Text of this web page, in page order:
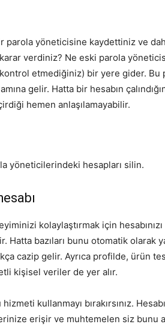
parola yöneticisine kaydettiniz ve
verdiniz? Ne eski parola
kontrol etmediğiniz) bir yere gider.
gelir. Hatta bir hesabın
hemen anlaşılamayabilir.
yöneticilerindeki hesapları silin.
kolaylaştırmak için
bazıları bunu otomatik olarak
cazip gelir. Ayrıca profilde, ürün
kişisel veriler de yer alır.
kullanmayı bırakırsınız.
erişir ve muhtemelen siz bunu